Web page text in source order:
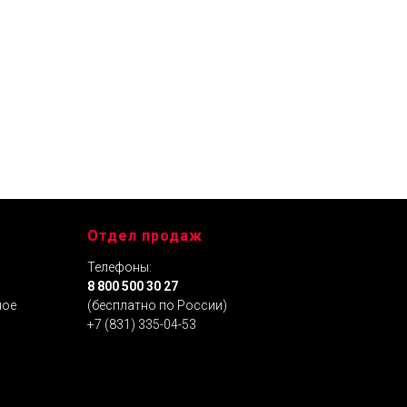
Отдел продаж
Телефоны:
8 800 500 30 27
(бесплатно по России)
+7 (831) 335-04-53